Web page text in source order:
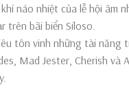
náo nhiệt của lễ hội âm
trên bãi biển Siloso.
tôn vinh những tài năng
Mad Jester, Cherish